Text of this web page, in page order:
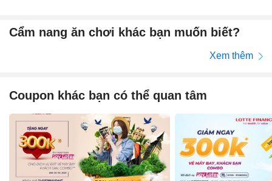
Cẩm nang ăn chơi khác bạn muốn biết?
Xem thêm
Coupon khác bạn có thể quan tâm